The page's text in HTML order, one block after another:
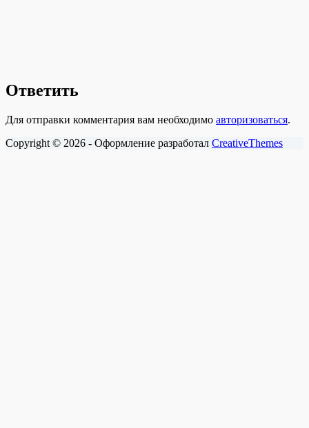
Ответить
Для отправки комментария вам необходимо авторизоваться.
Copyright © 2026 - Оформление разработал CreativeThemes